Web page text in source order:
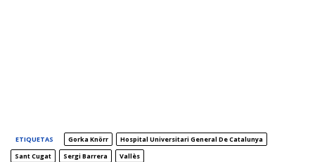
ETIQUETAS Gorka Knörr
Hospital Universitari General De Catalunya
Sant Cugat
Sergi Barrera Vallès